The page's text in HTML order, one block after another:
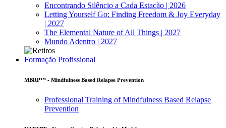
Encontrando Silêncio a Cada Estação | 2026
Letting Yourself Go: Finding Freedom & Joy Everyday
| 2027
The Elemental Nature of All Things | 2027
Mundo Adentro | 2027
Formação Profissional
MBRP™ - Mindfulness Based Relapse Prevention
Professional Training of Mindfulness Based Relapse
Prevention